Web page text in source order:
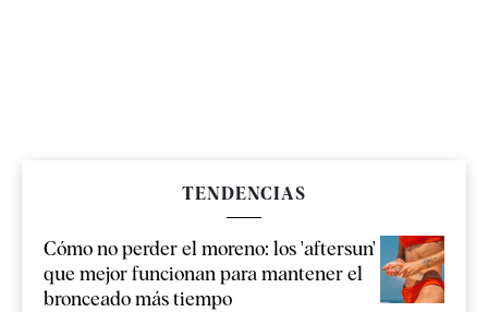
TENDENCIAS
Cómo no perder el moreno: los 'aftersun'
que mejor funcionan para mantener el
bronceado más tiempo